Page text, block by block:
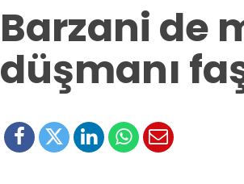
Barzani de
düşmanı